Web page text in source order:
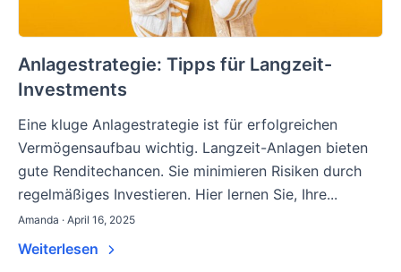
Anlagestrategie: Tipps für Langzeit-
Investments
Eine kluge Anlagestrategie ist für erfolgreichen
Vermögensaufbau wichtig. Langzeit-Anlagen bieten
gute Renditechancen. Sie minimieren Risiken durch
regelmäßiges Investieren. Hier lernen Sie, Ihre...
Amanda · April 16, 2025
Weiterlesen